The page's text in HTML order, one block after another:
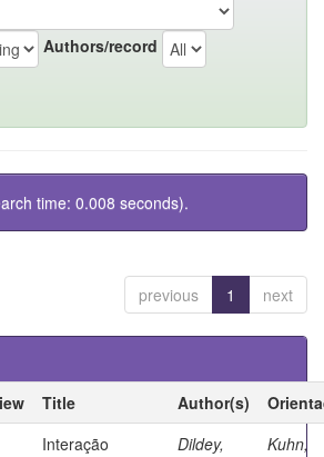
Authors/record
time: 0.008 seconds).
previous 1 next
Title Author(s)
Interação
Dildey,
Kuhn,